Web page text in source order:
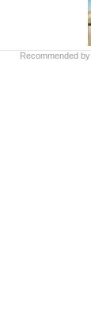
Recommended by